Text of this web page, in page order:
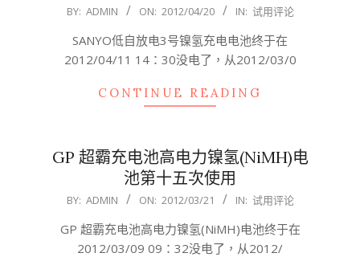
2012-
BY: ADMIN ON: 2012/04/20 IN: 试用评论
SANYO低自放电3号镍氢充电电池终于在
2012/04/11 14：30没电了，从2012/03/0
CONTINUE READING
GP 超霸充电池高电力镍氢(NiMH)电
池第十五次使用
2012-
21
BY: ADMIN ON: 2012/03/21 IN: 试用评论
GP 超霸充电池高电力镍氢(NiMH)电池终于在
2012/03/09 09：32没电了，从2012/